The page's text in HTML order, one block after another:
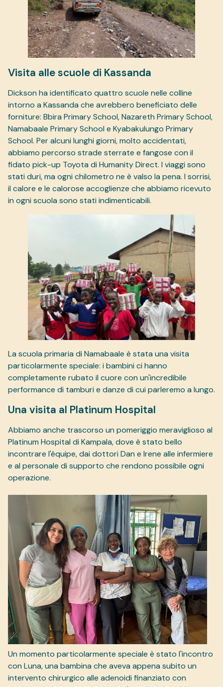
Visita alle scuole di Kassanda
Dickson ha identificato quattro scuole nelle colline
intorno a Kassanda che avrebbero beneficiato delle
forniture: Bbira Primary School, Nazareth Primary School,
Namabaale Primary School e Kyabakulungo Primary
School. Per alcuni lunghi giorni, molto accidentati,
abbiamo percorso strade sterrate e fangose con il
fidato pick-up Toyota di Humanity Direct. I viaggi sono
stati duri, ma ogni chilometro ne è valso la pena. I sorrisi,
il calore e le calorose accoglienze che abbiamo ricevuto
in ogni scuola sono stati indimenticabili.
La scuola primaria di Namabaale è stata una visita
particolarmente speciale: i bambini ci hanno
completamente rubato il cuore con un'incredibile
performance di tamburi e danze di cui parleremo a lungo.
Una visita al Platinum Hospital
Abbiamo anche trascorso un pomeriggio meraviglioso al
Platinum Hospital di Kampala, dove è stato bello
incontrare l'équipe, dai dottori Dan e Irene alle infermiere
e al personale di supporto che rendono possibile ogni
operazione.
Un momento particolarmente speciale è stato l'incontro
con Luna, una bambina che aveva appena subito un
intervento chirurgico alle adenoidi finanziato con